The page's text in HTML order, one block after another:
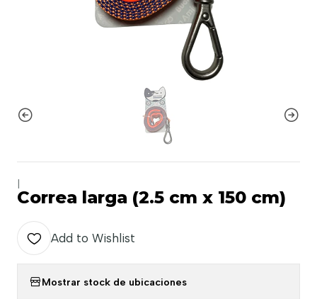
Correa larga (2.5 cm x 150 cm)
Add to Wishlist
Mostrar stock de ubicaciones